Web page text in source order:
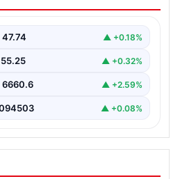
isimlere yönelik
47.74 ▲ +0.18%
55.25 ▲ +0.32%
6660.6 ▲ +2.59%
▲ +0.08%